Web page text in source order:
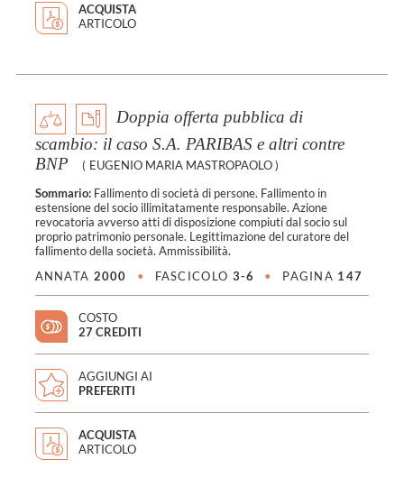
ACQUISTA
ARTICOLO
Doppia offerta pubblica di
scambio: il caso S.A. PARIBAS e altri contre
BNP
( EUGENIO MARIA MASTROPAOLO )
Sommario:Fallimento di società di persone. Fallimento in
estensione del socio illimitatamente responsabile. Azione
revocatoria avverso atti di disposizione compiuti dal socio sul
proprio patrimonio personale. Legittimazione del curatore del
fallimento della società. Ammissibilità.
ANNATA 2000 • FASCICOLO 3-6 • PAGINA 147
COSTO
27 CREDITI
AGGIUNGI AI
PREFERITI
ACQUISTA
ARTICOLO